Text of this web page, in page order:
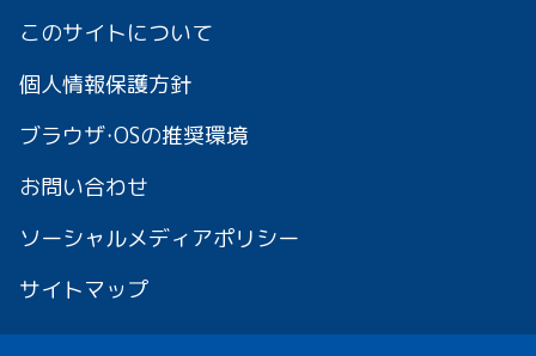
このサイトについて
個人情報保護方針
ブラウザ・OSの推奨環境
お問い合わせ
ソーシャルメディアポリシー
サイトマップ